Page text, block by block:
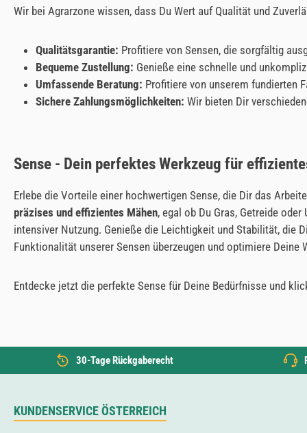
Wir bei Agrarzone wissen, dass Du Wert auf Qualität und
Qualitätsgarantie: Profitiere von Sensen, die sorgfältig
Bequeme Zustellung: Genieße eine schnelle und
Umfassende Beratung: Profitiere von unserem fundierten
Sichere Zahlungsmöglichkeiten: Wir bieten Dir
Sense - Dein perfektes Werkzeug für
Erlebe die Vorteile einer hochwertigen Sense, die Dir das
präzises und effizientes Mähen, egal ob Du Gras, Getreide
intensiver Nutzung. Genieße die Leichtigkeit und Stabilität, die
Funktionalität unserer Sensen überzeugen und optimiere Deine
Entdecke jetzt die perfekte Sense für Deine Bedürfnisse und
30-Tage Rückgaberecht
KUNDENSERVICE ÖSTERREICH